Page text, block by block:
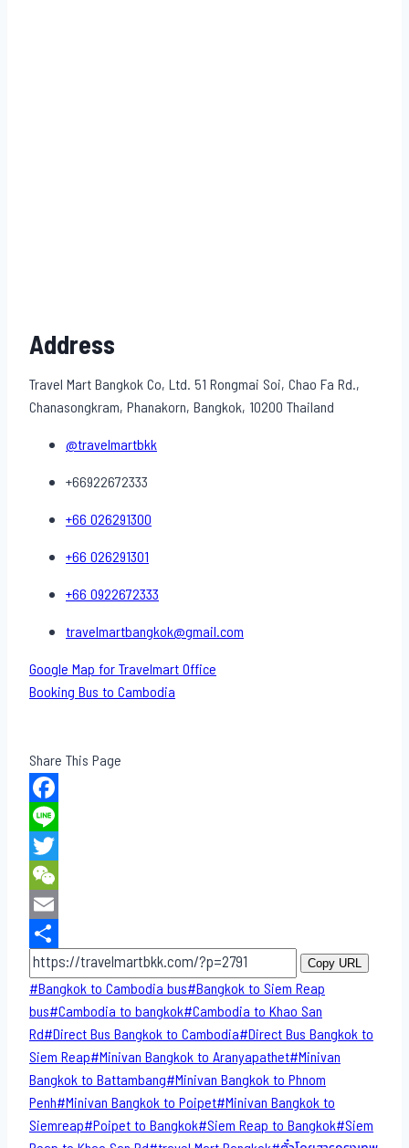
Address
Travel Mart Bangkok Co, Ltd. 51 Rongmai Soi, Chao Fa Rd.,
Chanasongkram, Phanakorn, Bangkok, 10200 Thailand
@travelmartbkk
+66922672333
+66 026291300
+66 026291301
+66 0922672333
travelmartbangkok@gmail.com
Google Map for Travelmart Office
Booking Bus to Cambodia
Share This Page
Facebook
Line
Twitter
WeChat
Email
Share
Copy URL
Post
Tags:
#Bangkok to Cambodia bus#Bangkok to Siem Reap
bus#Cambodia to bangkok#Cambodia to Khao San​
Rd#Direct​ Bus Bangkok to Cambodia#Direct​ Bus Bangkok to
Siem Reap#Minivan Bangkok to​ Aranyapathet​#Minivan​
Bangkok to Battambang#Minivan Bangkok to Phnom
Penh#Minivan Bangkok to Poipet#Minivan Bangkok to
Siemreap#Poipet to Bangkok#Siem Reap to Bangkok#Siem